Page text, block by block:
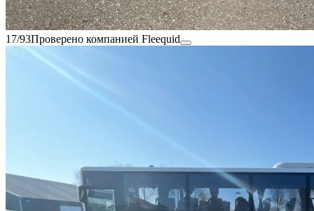
17/93Проверено компанией Fleequid